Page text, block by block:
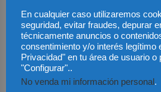
satisfacción por parte de estos.
Numerosos Servicios de Orientación
Gratuita Penitenciarios carecen de
prestados gratis por abogados y
¿Cómo se ha llegado a esta
En cualquier caso utilizaremos
seguridad, evitar fraudes, depurar
técnicamente anuncios o
consentimiento y/o interés legítimo
Privacidad" en tu área de usuario o
"Configurar"..
No venda mi información personal.